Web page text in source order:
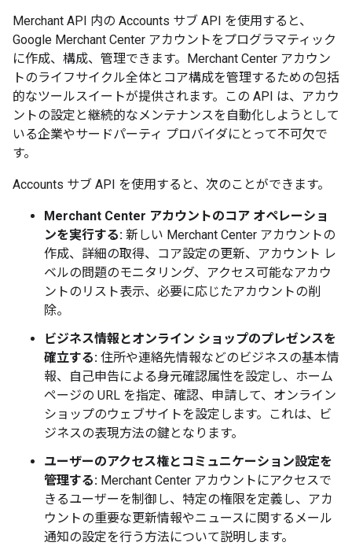
Merchant API 内の Accounts サブ API を使用すると、
Google Merchant Center アカウントをプログラマティック
に作成、構成、管理できます。Merchant Center アカウン
トのライフサイクル全体とコア構成を管理するための包括
的なツールスイートが提供されます。この API は、アカウ
ントの設定と継続的なメンテナンスを自動化しようとして
いる企業やサードパーティ プロバイダにとって不可欠で
す。
Accounts サブ API を使用すると、次のことができます。
Merchant Center アカウントのコア オペレーショ
ンを実行する: 新しい Merchant Center アカウントの
作成、詳細の取得、コア設定の更新、アカウント レ
ベルの問題のモニタリング、アクセス可能なアカウ
ントのリスト表示、必要に応じたアカウントの削
除。
ビジネス情報とオンライン ショップのプレゼンスを
確立する: 住所や連絡先情報などのビジネスの基本情
報、自己申告による身元確認属性を設定し、ホーム
ページの URL を指定、確認、申請して、オンライン
ショップのウェブサイトを設定します。これは、ビ
ジネスの表現方法の鍵となります。
ユーザーのアクセス権とコミュニケーション設定を
管理する: Merchant Center アカウントにアクセスで
きるユーザーを制御し、特定の権限を定義し、アカ
ウントの重要な更新情報やニュースに関するメール
通知の設定を行う方法について説明します。